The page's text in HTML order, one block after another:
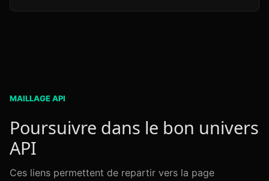
MAILLAGE API
Poursuivre dans le bon univers
API
Ces liens permettent de repartir vers la page